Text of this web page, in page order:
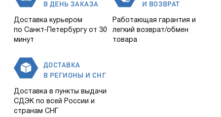
В ДЕНЬ ЗАКАЗА
Доставка курьером
по Санкт-Петербургу от 30
минут
И ВОЗВРАТ
Работающая гарантия и
легкий возврат/обмен
товара
ДОСТАВКА
В РЕГИОНЫ И СНГ
Доставка в пункты выдачи
СДЭК по всей России и
странам СНГ